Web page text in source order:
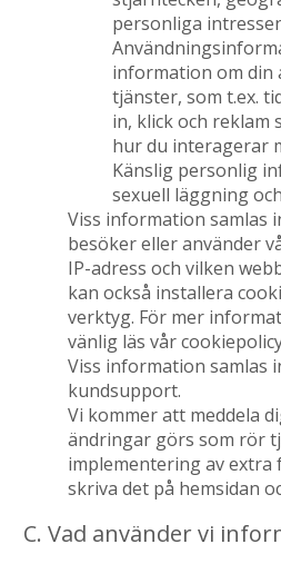
personliga
information om din
tjänster, som t.ex.
in, klick och reklam
hur du interagerar
Känslig personlig
sexuell läggning
Viss information samlas
besöker eller använder
IP-adress och vilken
kan också installera
verktyg. För mer
vänlig läs vår
Viss information samlas
kundsupport.
Vi kommer att meddela
ändringar görs som rör
implementering av
skriva det på hemsidan
C. Vad använder vi